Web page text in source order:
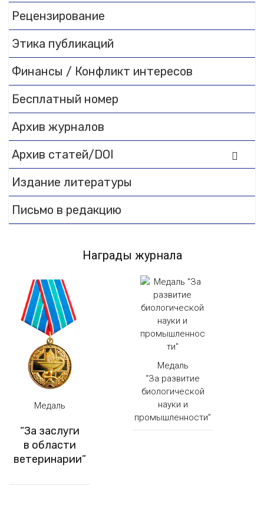
documentation.
Рецензирование
Этика публикаций
Финансы / Конфликт интересов
Бесплатный номер
Архив журналов
Архив статей/DOI
Издание литературы
Письмо в редакцию
Награды журнала
Медаль
“За заслуги
в области
ветеринарии”
Медаль
“За развитие
биологической
науки и
промышленности”